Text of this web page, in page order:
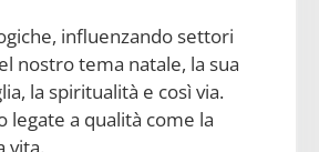
influenzando settori
nostro tema natale, la sua
la spiritualità e così via.
legate a qualità come la
vita.